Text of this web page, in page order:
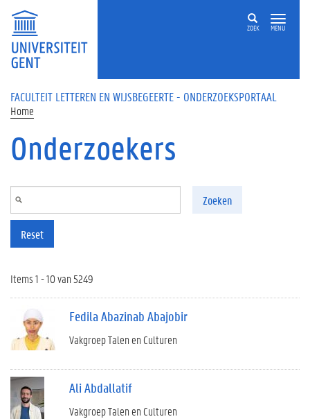
Overslaan en naar de inhoud gaan
ZOEK MENU
FACULTEIT LETTEREN EN WIJSBEGEERTE - ONDERZOEKSPORTAAL
Home
Onderzoekers
Zoeken
Reset
Items 1 - 10 van 5249
Fedila Abazinab Abajobir
Vakgroep Talen en Culturen
Ali Abdallatif
Vakgroep Talen en Culturen